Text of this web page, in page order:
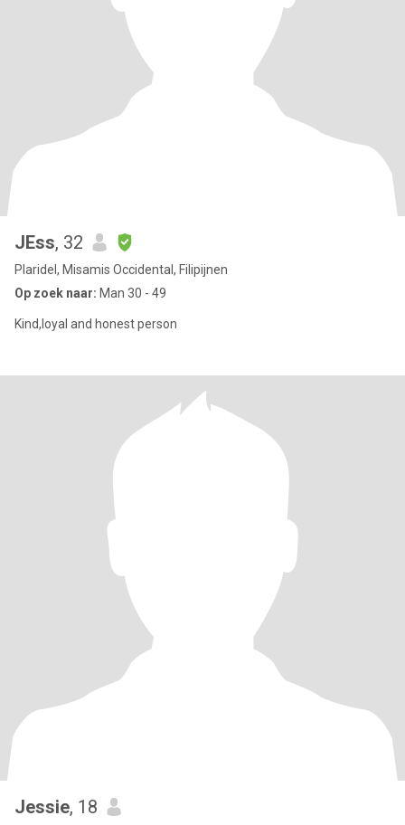
JEss, 32
Plaridel, Misamis Occidental, Filipijnen
Op zoek naar: Man 30 - 49
Kind,loyal and honest person
Jessie, 18